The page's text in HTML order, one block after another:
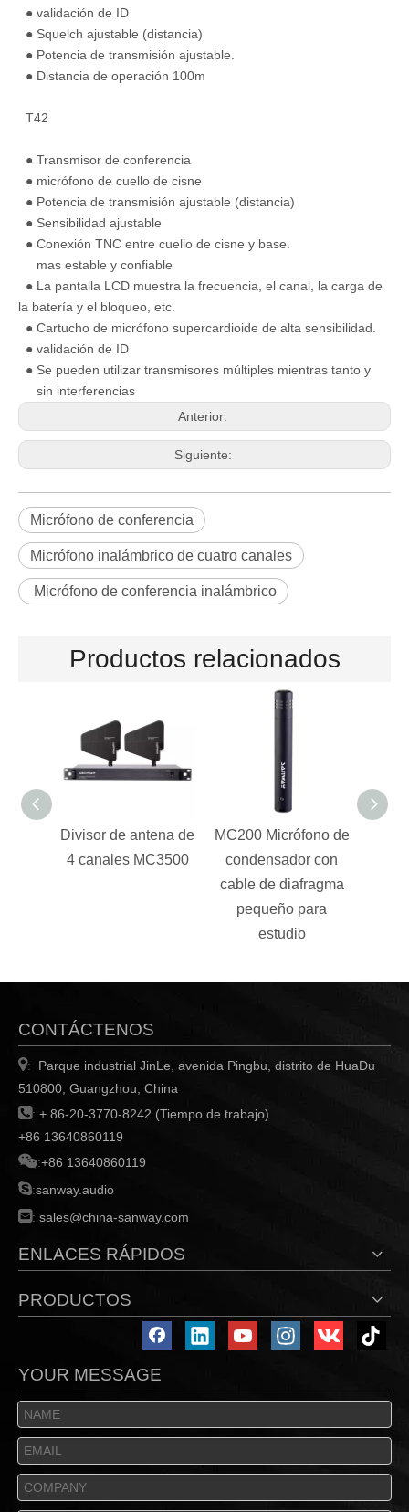
● validación de ID
● Squelch ajustable (distancia)
● Potencia de transmisión ajustable.
● Distancia de operación 100m
T42
● Transmisor de conferencia
● micrófono de cuello de cisne
● Potencia de transmisión ajustable (distancia)
● Sensibilidad ajustable
● Conexión TNC entre cuello de cisne y base.
mas estable y confiable
● La pantalla LCD muestra la frecuencia, el canal, la carga de
la batería y el bloqueo, etc.
● Cartucho de micrófono supercardioide de alta sensibilidad.
● validación de ID
● Se pueden utilizar transmisores múltiples mientras tanto y
sin interferencias
Anterior:
Siguiente:
Micrófono de conferencia
Micrófono inalámbrico de cuatro canales
Micrófono de conferencia inalámbrico
Productos relacionados
Divisor de antena de
4 canales MC3500
MC200 Micrófono de
condensador con
cable de diafragma
pequeño para
estudio
CONTÁCTENOS
:
Parque industrial JinLe, avenida Pingbu, distrito de HuaDu
510800, Guangzhou, China
: + 86-20-3770-8242 (Tiempo de trabajo)
+86 13640860119
:+86 13640860119
:sanway.audio
: sales@china-sanway.com
ENLACES RÁPIDOS
PRODUCTOS
YOUR MESSAGE